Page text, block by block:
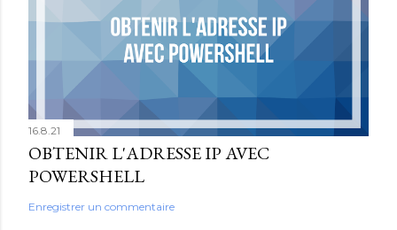
16.8.21
OBTENIR L'ADRESSE IP AVEC
POWERSHELL
Enregistrer un commentaire